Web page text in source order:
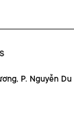
P. Nguyễn Du